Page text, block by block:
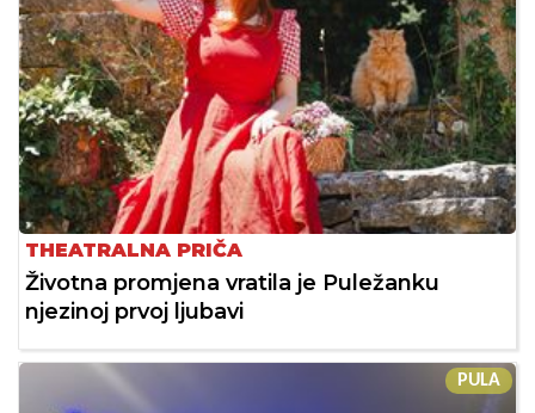
THEATRALNA PRIČA
Životna promjena vratila je Puležanku
njezinoj prvoj ljubavi
PULA